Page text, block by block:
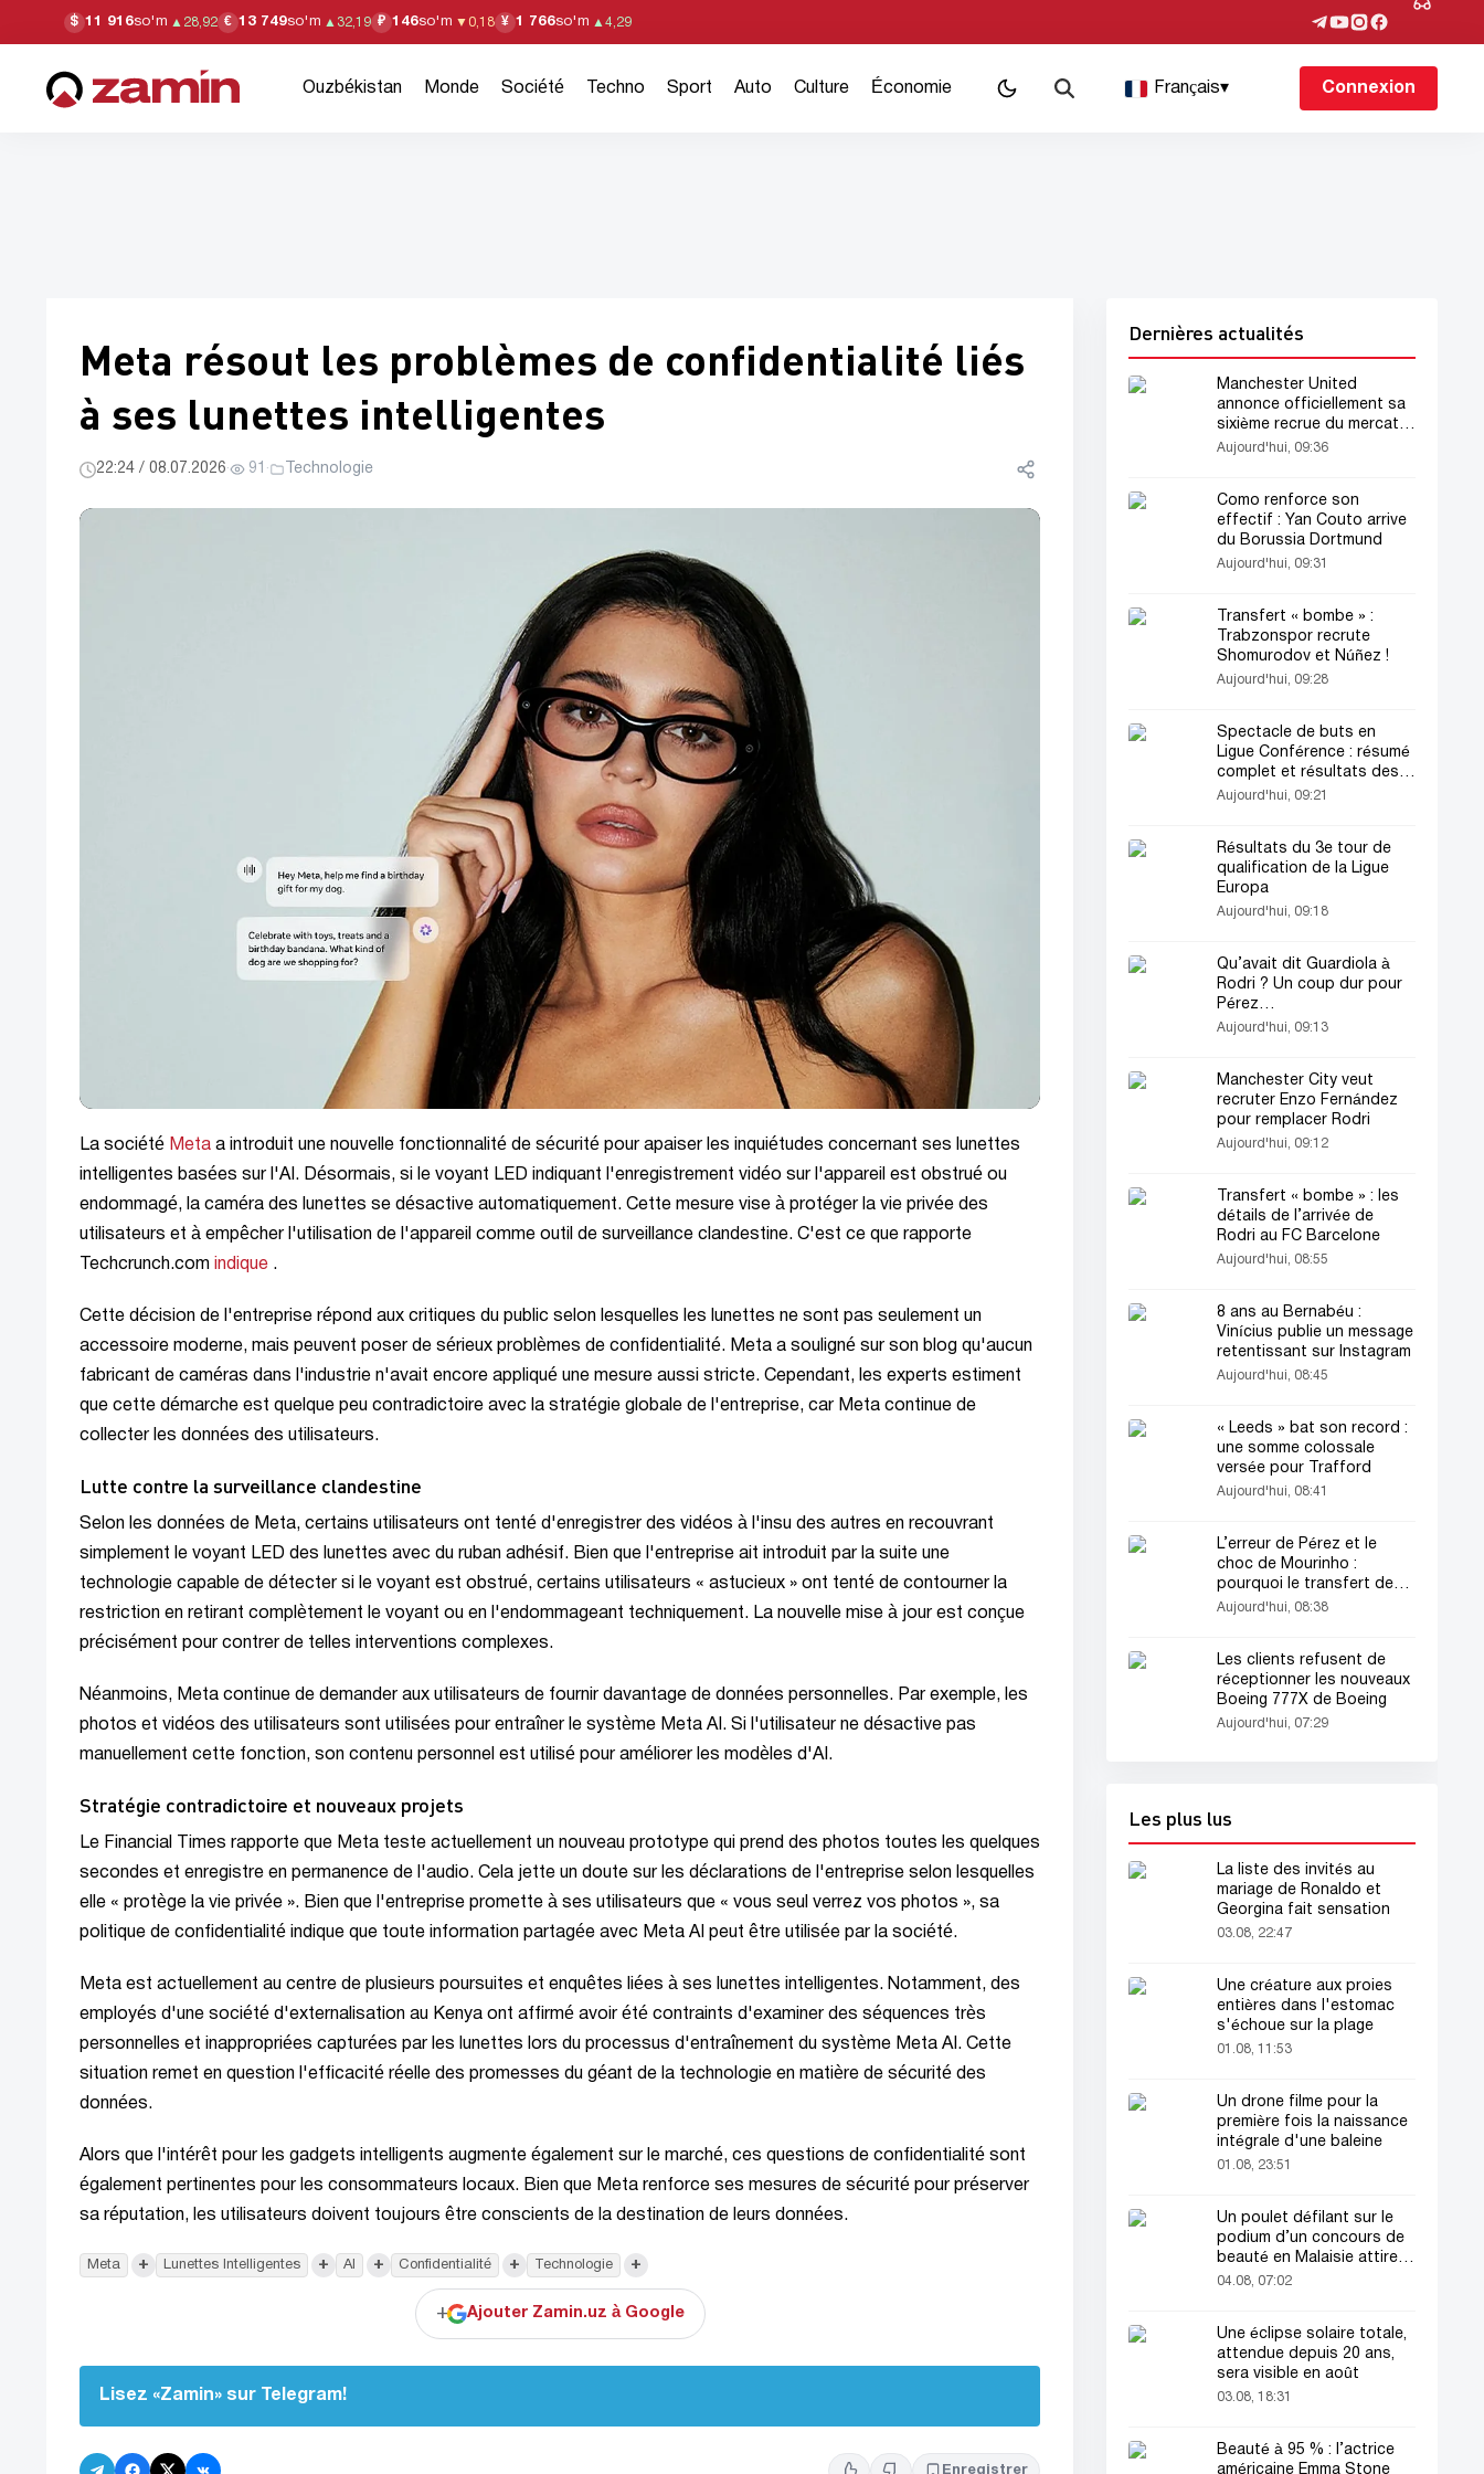
$ 11 916so'm ▲ 28,92 € 13 749so'm ▲ 32,19 ₽ 146so'm ▼ 0,18 ¥ 1 766so'm ▲ 4,29
Ouzbékistan Monde Société Techno Sport Auto Culture Économie Français▾ Connexion
Meta résout les problèmes de confidentialité liés
à ses lunettes intelligentes
22:24 / 08.07.2026· 91 · Technologie
La société Meta a introduit une nouvelle fonctionnalité de sécurité pour apaiser les inquiétudes concernant ses lunettes
intelligentes basées sur l'AI. Désormais, si le voyant LED indiquant l'enregistrement vidéo sur l'appareil est obstrué ou
endommagé, la caméra des lunettes se désactive automatiquement. Cette mesure vise à protéger la vie privée des
utilisateurs et à empêcher l'utilisation de l'appareil comme outil de surveillance clandestine. C'est ce que rapporte
Techcrunch.com indique .
Cette décision de l'entreprise répond aux critiques du public selon lesquelles les lunettes ne sont pas seulement un
accessoire moderne, mais peuvent poser de sérieux problèmes de confidentialité. Meta a souligné sur son blog qu'aucun
fabricant de caméras dans l'industrie n'avait encore appliqué une mesure aussi stricte. Cependant, les experts estiment
que cette démarche est quelque peu contradictoire avec la stratégie globale de l'entreprise, car Meta continue de
collecter les données des utilisateurs.
Lutte contre la surveillance clandestine
Selon les données de Meta, certains utilisateurs ont tenté d'enregistrer des vidéos à l'insu des autres en recouvrant
simplement le voyant LED des lunettes avec du ruban adhésif. Bien que l'entreprise ait introduit par la suite une
technologie capable de détecter si le voyant est obstrué, certains utilisateurs « astucieux » ont tenté de contourner la
restriction en retirant complètement le voyant ou en l'endommageant techniquement. La nouvelle mise à jour est conçue
précisément pour contrer de telles interventions complexes.
Néanmoins, Meta continue de demander aux utilisateurs de fournir davantage de données personnelles. Par exemple, les
photos et vidéos des utilisateurs sont utilisées pour entraîner le système Meta AI. Si l'utilisateur ne désactive pas
manuellement cette fonction, son contenu personnel est utilisé pour améliorer les modèles d'AI.
Stratégie contradictoire et nouveaux projets
Le Financial Times rapporte que Meta teste actuellement un nouveau prototype qui prend des photos toutes les quelques
secondes et enregistre en permanence de l'audio. Cela jette un doute sur les déclarations de l'entreprise selon lesquelles
elle « protège la vie privée ». Bien que l'entreprise promette à ses utilisateurs que « vous seul verrez vos photos », sa
politique de confidentialité indique que toute information partagée avec Meta AI peut être utilisée par la société.
Meta est actuellement au centre de plusieurs poursuites et enquêtes liées à ses lunettes intelligentes. Notamment, des
employés d'une société d'externalisation au Kenya ont affirmé avoir été contraints d'examiner des séquences très
personnelles et inappropriées capturées par les lunettes lors du processus d'entraînement du système Meta AI. Cette
situation remet en question l'efficacité réelle des promesses du géant de la technologie en matière de sécurité des
données.
Alors que l'intérêt pour les gadgets intelligents augmente également sur le marché, ces questions de confidentialité sont
également pertinentes pour les consommateurs locaux. Bien que Meta renforce ses mesures de sécurité pour préserver
sa réputation, les utilisateurs doivent toujours être conscients de la destination de leurs données.
Meta + Lunettes Intelligentes + AI + Confidentialité + Technologie +
+ Ajouter Zamin.uz à Google
Lisez «Zamin» sur Telegram!
Enregistrer
Dernières actualités
Manchester United
annonce officiellement sa
sixième recrue du mercato
estival
Aujourd'hui, 09:36
Como renforce son
effectif : Yan Couto arrive
du Borussia Dortmund
Aujourd'hui, 09:31
Transfert « bombe » :
Trabzonspor recrute
Shomurodov et Núñez !
Aujourd'hui, 09:28
Spectacle de buts en
Ligue Conférence : résumé
complet et résultats des
premiers matchs
Aujourd'hui, 09:21
Résultats du 3e tour de
qualification de la Ligue
Europa
Aujourd'hui, 09:18
Qu’avait dit Guardiola à
Rodri ? Un coup dur pour
Pérez…
Aujourd'hui, 09:13
Manchester City veut
recruter Enzo Fernández
pour remplacer Rodri
Aujourd'hui, 09:12
Transfert « bombe » : les
détails de l’arrivée de
Rodri au FC Barcelone
Aujourd'hui, 08:55
8 ans au Bernabéu :
Vinícius publie un message
retentissant sur Instagram
Aujourd'hui, 08:45
« Leeds » bat son record :
une somme colossale
versée pour Trafford
Aujourd'hui, 08:41
L’erreur de Pérez et le
choc de Mourinho :
pourquoi le transfert de
Rodri au « Real » a échoué
Aujourd'hui, 08:38
Les clients refusent de
réceptionner les nouveaux
Boeing 777X de Boeing
Aujourd'hui, 07:29
Les plus lus
La liste des invités au
mariage de Ronaldo et
Georgina fait sensation
03.08, 22:47
Une créature aux proies
entières dans l'estomac
s'échoue sur la plage
01.08, 11:53
Un drone filme pour la
première fois la naissance
intégrale d'une baleine
01.08, 23:51
Un poulet défilant sur le
podium d’un concours de
beauté en Malaisie attire
l’attention du public
04.08, 07:02
Une éclipse solaire totale,
attendue depuis 20 ans,
sera visible en août
03.08, 18:31
Beauté à 95 % : l’actrice
américaine Emma Stone